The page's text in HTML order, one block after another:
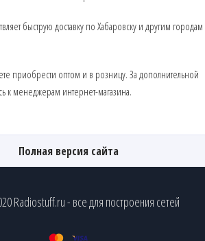
быструю доставку по Хабаровску и другим городам
приобрести оптом и в розницу. За дополнительной
к менеджерам интернет-магазина.
Полная версия сайта
Radiostuff.ru - все для построения сетей